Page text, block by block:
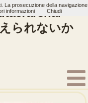
られないか
Ima no Futari wo Otagai
La prosecuzione della navigazione
informazioni Chiudi